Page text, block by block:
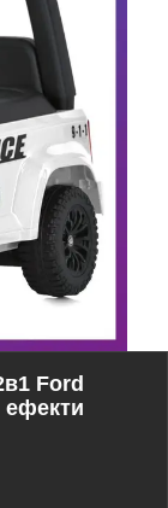
Ford
ефекти